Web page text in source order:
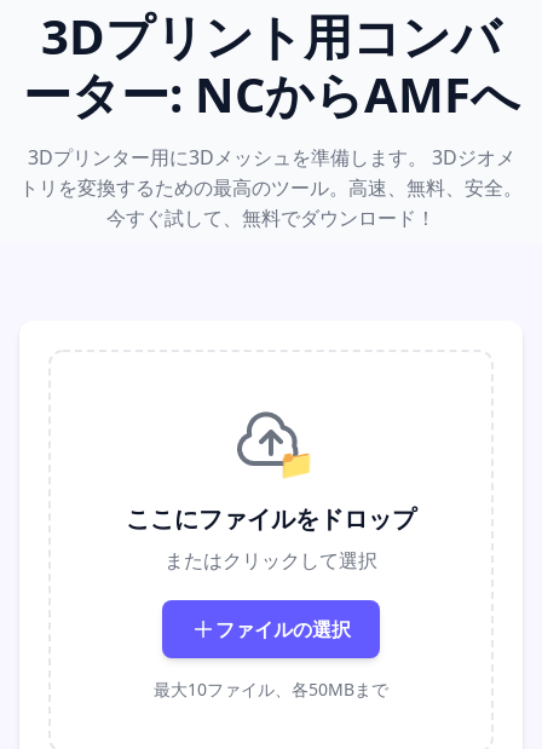
3Dプリント用コンバ
ーター: NCからAMFへ
3Dプリンター用に3Dメッシュを準備します。 3Dジオメ
トリを変換するための最高のツール。高速、無料、安全。
今すぐ試して、無料でダウンロード！
📁
ここにファイルをドロップ
またはクリックして選択
ファイルの選択
最大10ファイル、各50MBまで